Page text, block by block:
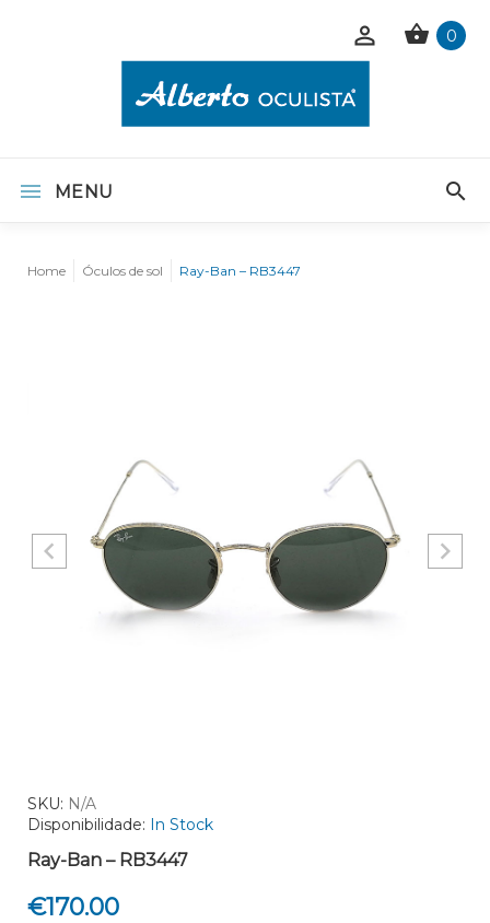
0
MENU
Home Óculos de sol Ray-Ban – RB3447
SKU: N/A
Disponibilidade: In Stock
Ray-Ban – RB3447
€170.00